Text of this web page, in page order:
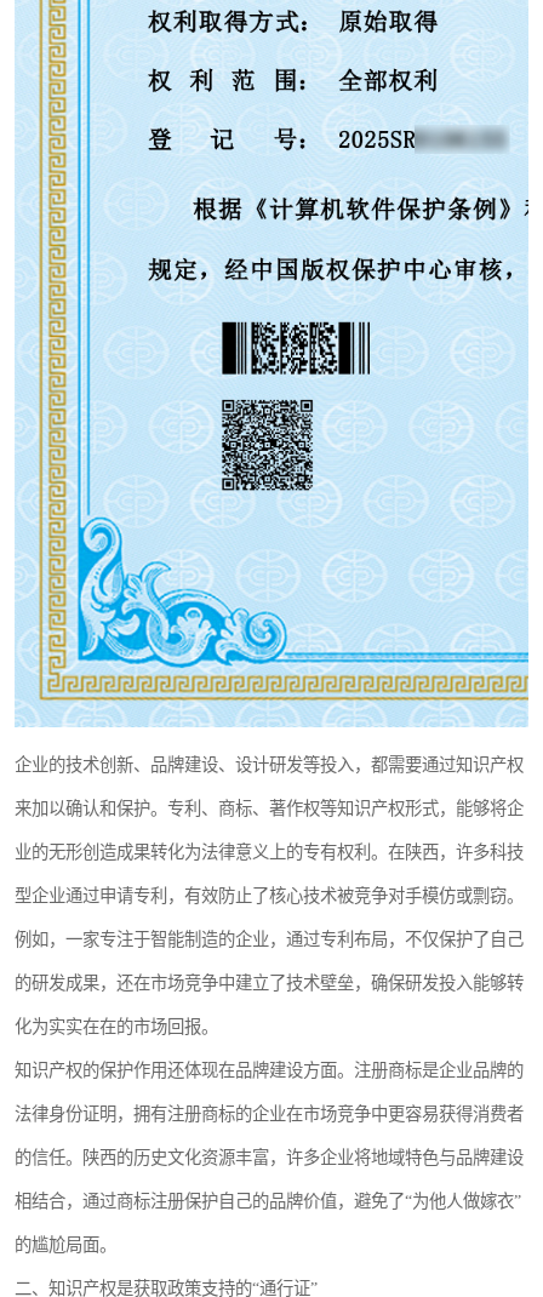
企业的技术创新、品牌建设、设计研发等投入，都需要通过知识产权
来加以确认和保护。专利、商标、著作权等知识产权形式，能够将企
业的无形创造成果转化为法律意义上的专有权利。在陕西，许多科技
型企业通过申请专利，有效防止了核心技术被竞争对手模仿或剽窃。
例如，一家专注于智能制造的企业，通过专利布局，不仅保护了自己
的研发成果，还在市场竞争中建立了技术壁垒，确保研发投入能够转
化为实实在在的市场回报。
知识产权的保护作用还体现在品牌建设方面。注册商标是企业品牌的
法律身份证明，拥有注册商标的企业在市场竞争中更容易获得消费者
的信任。陕西的历史文化资源丰富，许多企业将地域特色与品牌建设
相结合，通过商标注册保护自己的品牌价值，避免了“为他人做嫁衣”
的尴尬局面。
二、知识产权是获取政策支持的“通行证”